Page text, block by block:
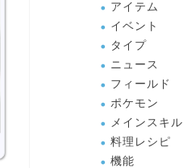
アイテム
イベント
タイプ
ニュース
フィールド
ポケモン
メインスキル
料理レシピ
機能